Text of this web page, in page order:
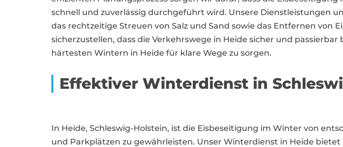
schnell und zuverlässig durchgeführt wird. Unsere Dienstleistungen
das rechtzeitige Streuen von Salz und Sand sowie das Entfernen von
sicherzustellen, dass die Verkehrswege in Heide sicher und
härtesten Wintern in Heide für klare Wege zu sorgen.
Effektiver Winterdienst in
In Heide, Schleswig-Holstein, ist die Eisbeseitigung im Winter von
und Parkplätzen zu gewährleisten. Unser Winterdienst in Heide